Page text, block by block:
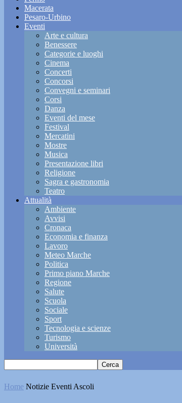
Macerata
Pesaro-Urbino
Eventi
Arte e cultura
Benessere
Categorie e luoghi
Cinema
Concerti
Concorsi
Convegni e seminari
Corsi
Danza
Eventi del mese
Festival
Mercatini
Mostre
Musica
Presentazione libri
Religione
Sagra e gastronomia
Teatro
Attualità
Ambiente
Avvisi
Cronaca
Economia e finanza
Lavoro
Meteo Marche
Politica
Primo piano Marche
Regione
Salute
Scuola
Sociale
Sport
Tecnologia e scienze
Turismo
Università
Home Notizie Eventi Ascoli